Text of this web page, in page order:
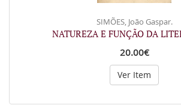
SIMÕES, João Gaspar.
NATUREZA E FUNÇÃO DA
20.00€
Ver Item